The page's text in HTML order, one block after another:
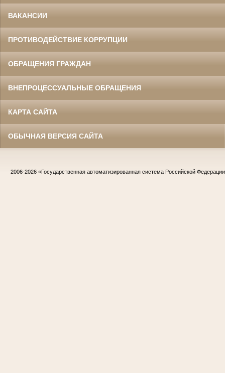
ВАКАНСИИ
ПРОТИВОДЕЙСТВИЕ КОРРУПЦИИ
ОБРАЩЕНИЯ ГРАЖДАН
ВНЕПРОЦЕССУАЛЬНЫЕ ОБРАЩЕНИЯ
КАРТА САЙТА
ОБЫЧНАЯ ВЕРСИЯ САЙТА
2006-2026 «Государственная автоматизированная система Российской